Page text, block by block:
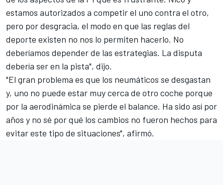
estamos autorizados a competir el uno contra el otro,
pero por desgracia, el modo en que las reglas del
deporte existen no nos lo permiten hacerlo. No
deberíamos depender de las estrategias. La disputa
debería ser en la pista", dijo.
"El gran problema es que los neumáticos se desgastan
y, uno no puede estar muy cerca de otro coche porque
por la aerodinámica se pierde el balance. Ha sido así por
años y no sé por qué los cambios no fueron hechos para
evitar este tipo de situaciones", afirmó.